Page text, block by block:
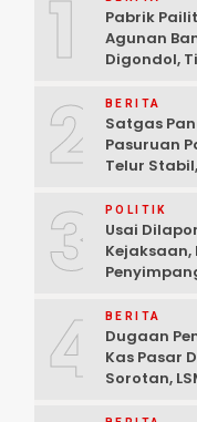
1
Pabrik
Agunan
Digondol,
Pasuruan
2 BERITA
Satgas
Pasuruan
Telur
3 POLITIK
Usai
Kejaksaan,
Tuntas “6
Cabut
4 BERITA
Dugaan
Kas Pasar
Sorotan,